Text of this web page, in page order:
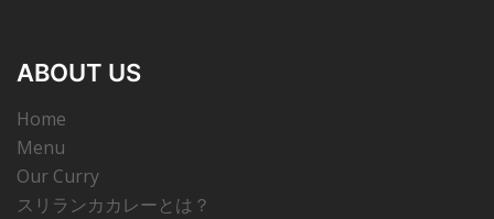
ABOUT US
Home
Menu
Our Curry
スリランカカレーとは？